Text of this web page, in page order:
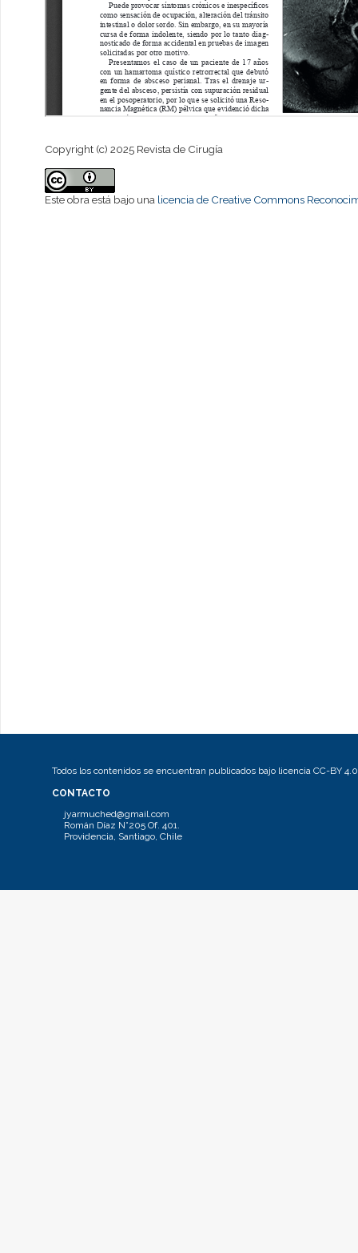
Copyright (c) 2025 Revista de Cirugía
Este obra está bajo una licencia de Creative Commons
Todos los contenidos se encuentran publicados bajo licencia CC-BY 4.0
CONTACTO
jyarmuched@gmail.com
Román Díaz N°205 Of. 401.
Providencia, Santiago, Chile